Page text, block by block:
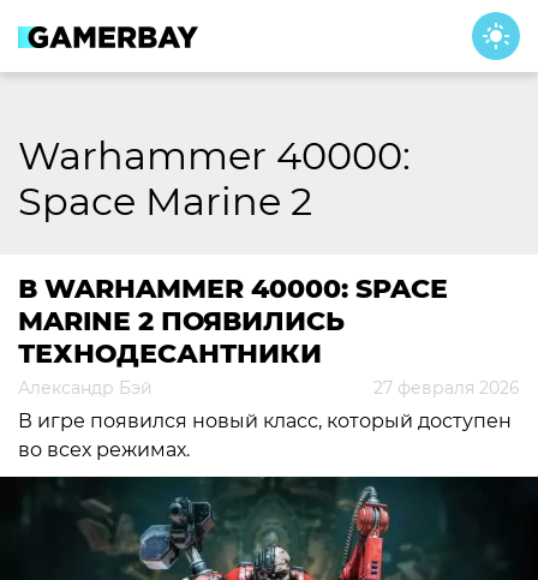
content
Warhammer 40000:
Space Marine 2
В WARHAMMER 40000: SPACE
MARINE 2 ПОЯВИЛИСЬ
ТЕХНОДЕСАНТНИКИ
Александр Бэй 27 февраля 2026
В игре появился новый класс, который доступен
во всех режимах.